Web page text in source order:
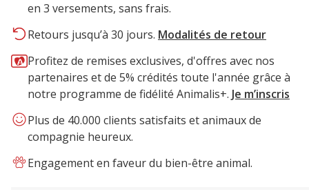
en 3 versements, sans frais.
Retours jusqu’à 30 jours. Modalités de retour
Profitez de remises exclusives, d'offres avec nos
partenaires et de 5% crédités toute l'année grâce à
notre programme de fidélité Animalis+. Je m’inscris
Plus de 40.000 clients satisfaits et animaux de
compagnie heureux.
Engagement en faveur du bien-être animal.